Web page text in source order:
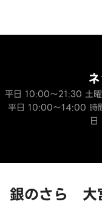
銀のさら 大
平日 10:00～21:30 土
平日 10:00～14:00 時